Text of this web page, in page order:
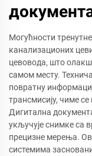
Могућности
канализационих
цевовода, што
самом месту.
повратну
трансмисију, чиме
Дигитална
укључује снимке са
прецизне мерења.
системима